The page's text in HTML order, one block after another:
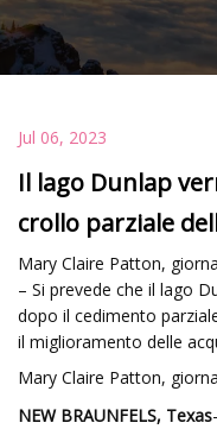
Jul 06, 2023
Il lago Dunlap
crollo parziale
Mary Claire Patton,
– Si prevede che il lago
dopo il cedimento
il miglioramento delle
Mary Claire Patton,
NEW BRAUNFELS, Texas